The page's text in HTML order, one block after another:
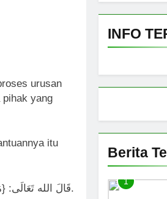
Batas Kaidah Darurat
TERKENAL (Ketika Sensasi
Kalbu Mahasiswa Jadi
urusan
pihak yang
itu
قَالَ الله تَعَالَى: {مَنْ يَشْفَعْ شَفَاعَةً حَسَنَةً يَكُنْ لَهُ نَصِيبٌ مِنْهَا} [النساء: 85].
INFO
Berita
1